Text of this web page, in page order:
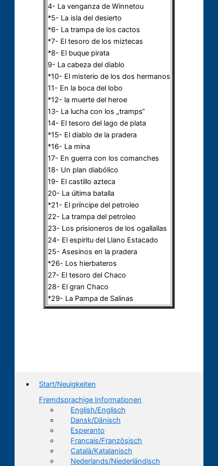
Start/Neuigkeiten
Fremdsprachige Informationen
English/Englisch
Dansk/Dänisch
Esperanto
Français/Französisch
Català/Katalanisch
Nederlands/Niederländisch
4- La venganza de Winnetou
*5- La isla del desierto
*6- La trampa de los cactos
*7- El tesoro de los miztecas
*8- El buque pirata
9- La cabeza del diablo
*10- El misterio de los dos hermanos
11- En la boca del lobo
*12- la muerte del heroe
13- La lucha con los „tramps“
14- El tesoro del lago de plata
*15- El diablo de la pradera
*16- La mina
17- En guerra con los comanches
18- Un plan diabólico
19- El castillo azteca
20- La última batalla
*21- El príncipe del petroleo
22- La trampa del petroleo
23- Los prisioneros de los ogallallas
24- El espiritu del Llano Estacado
25- Asesinos en la pradera
*26- Los hierbateros
27- El tesoro del Chaco
28- El gran Chaco
*29- La Pampa de Salinas